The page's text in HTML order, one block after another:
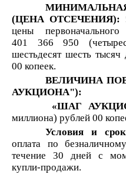
(ЦЕНА ОТСЕЧЕНИЯ):
цены
401 366 950
шестьдесят шесть тысяч
00 копеек.
ВЕЛИЧИНА
АУКЦИОНА"):
«ШАГ
миллиона) рублей 00
Условия и
оплата по
течение 30 дней с
купли-продажи.